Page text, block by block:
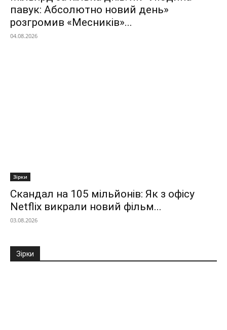
павук: Абсолютно новий день»
розгромив «Месників»...
04.08.2026
Зірки
Скандал на 105 мільйонів: Як з офісу
Netflix викрали новий фільм...
03.08.2026
Зірки